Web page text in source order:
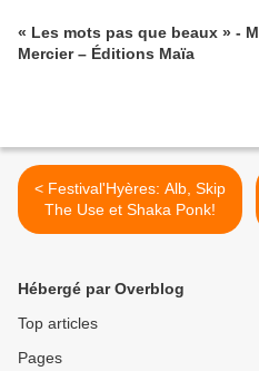
« Les mots pas que beaux » -
Mercier – Éditions Maïa
< Festival'Hyères: Alb, Skip
The Use et Shaka Ponk!
Hébergé par Overblog
Top articles
Pages